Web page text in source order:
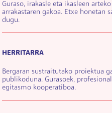
Guraso, irakasle eta ikasleen
arrakastaren gakoa. Etxe honetan
dugu.
HERRITARRA
Bergaran sustraitutako proiektua
publikoduna. Gurasoek,
egitasmo kooperatiboa.